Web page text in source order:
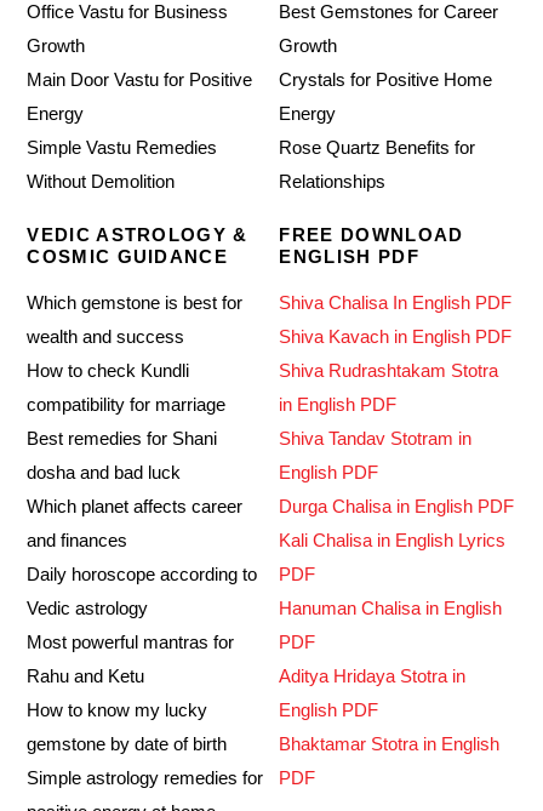
Office Vastu for Business
Growth
Main Door Vastu for Positive
Energy
Simple Vastu Remedies
Without Demolition
VEDIC ASTROLOGY &
COSMIC GUIDANCE
Which gemstone is best for
wealth and success
How to check Kundli
compatibility for marriage
Best remedies for Shani
dosha and bad luck
Which planet affects career
and finances
Daily horoscope according to
Vedic astrology
Most powerful mantras for
Rahu and Ketu
How to know my lucky
gemstone by date of birth
Simple astrology remedies for
Best Gemstones for Career
Growth
Crystals for Positive Home
Energy
Rose Quartz Benefits for
Relationships
FREE DOWNLOAD
ENGLISH PDF
Shiva Chalisa In English PDF
Shiva Kavach in English PDF
Shiva Rudrashtakam Stotra
in English PDF
Shiva Tandav Stotram in
English PDF
Durga Chalisa in English PDF
Kali Chalisa in English Lyrics
PDF
Hanuman Chalisa in English
PDF
Aditya Hridaya Stotra in
English PDF
Bhaktamar Stotra in English
PDF